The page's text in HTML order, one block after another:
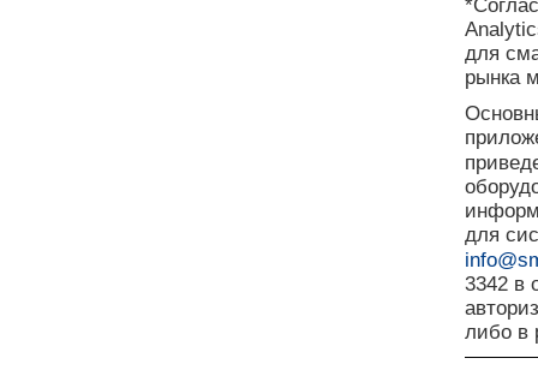
для
рынка
для
3342 в
либо в